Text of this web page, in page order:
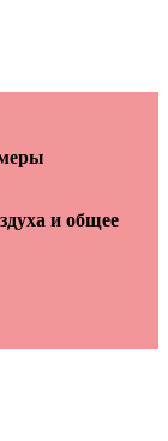
и общее